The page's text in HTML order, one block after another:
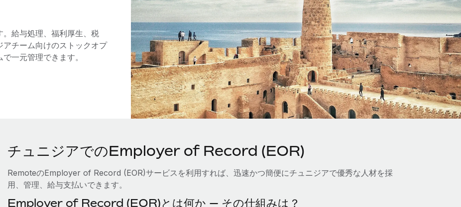
給与処理、福利厚生、税
チーム向けのストックオプ
一元管理できます。
チュニジアでのEmployer of Record (EOR)
RemoteのEmployer of Record (EOR)サービスを利用すれば、迅速かつ簡便にチュニジアで優秀な人材を採
用、管理、給与支払いできます。
Employer of Record (EOR)とは何か — その仕組みは？